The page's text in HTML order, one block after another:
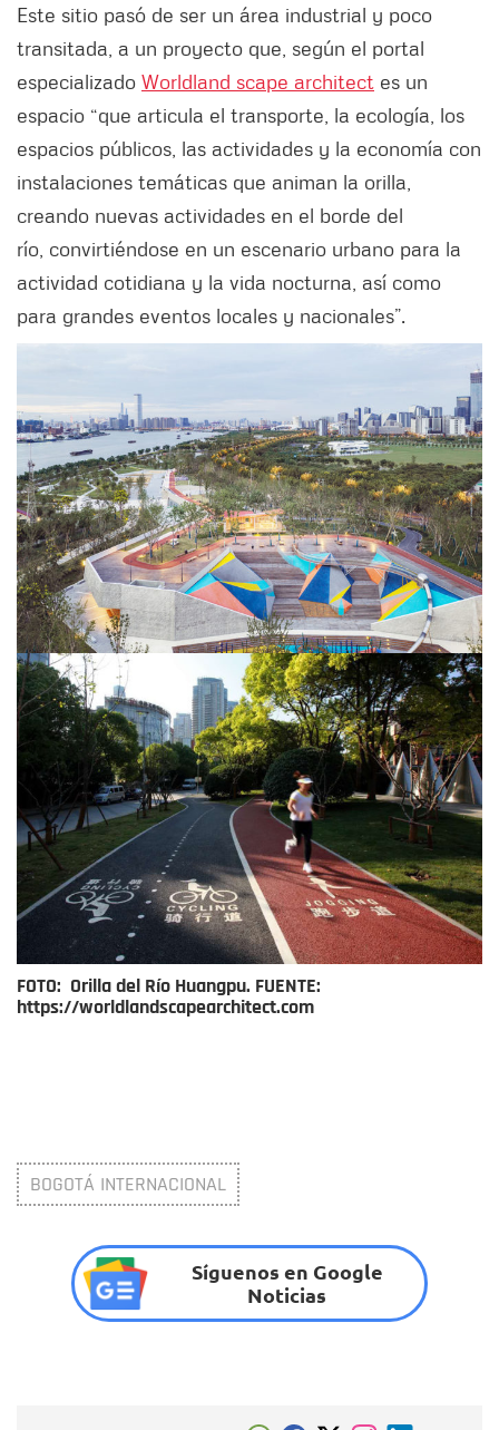
Este sitio pasó de ser un área industrial y poco
transitada, a un proyecto que, según el portal
especializado Worldland scape architect es un
espacio “que articula el transporte, la ecología, los
espacios públicos, las actividades y la economía con
instalaciones temáticas que animan la orilla,
creando nuevas actividades en el borde del
río, convirtiéndose en un escenario urbano para la
actividad cotidiana y la vida nocturna, así como
para grandes eventos locales y nacionales”.
FOTO: Orilla del Río Huangpu. FUENTE:
https://worldlandscapearchitect.com
BOGOTÁ INTERNACIONAL
Síguenos en Google
Noticias